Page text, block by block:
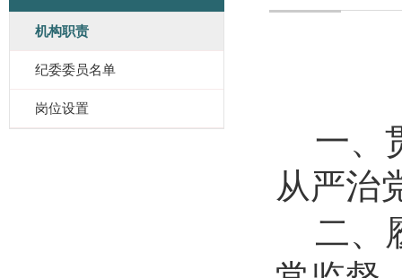
机构职责
纪委委员名单
岗位设置
一、
从严治
二、